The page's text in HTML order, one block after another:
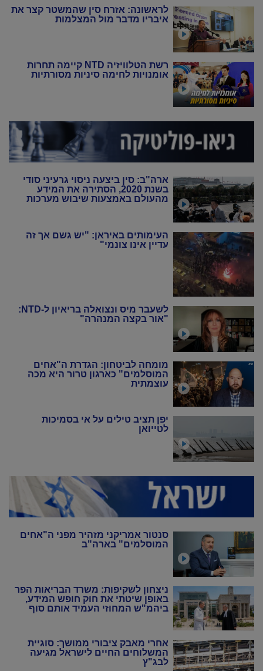
לראשונה: אזרח סין שהמשטר קצר את
איבריו מדבר מול המצלמות
רשת הטלוויזיה NTD קיימה תחרות
אומנויות לחימה סיניות מסורתיות
ארה"ב: סין ביצעה ניסוי גרעיני סודי
בשנת 2020, הסתירה את המידע
מהעולם באמצעות שיבוש מערכות
העימותים באיראן: "יש גשם אך זה
עדיין אינו צונמי"
לשעבר מיס ונצואלה בריאיון ל-NTD:
"אור בקצה המנהרה"
מומחה לביטחון: הגדרת ה"אחים
המוסלמים" כארגון טרור היא מכה
עוצמתית
יפן תציב טילים על אי בסמיכות
לטייואן
סנטור אמריקני מזהיר מפני ה"אחים
המוסלמים" בארה"ב
ניצחון לשקיפות: משרד הבריאות הפר
באופן שיטתי את חוק חופש המידע,
ביהמ"ש המחוזי העמיד אותם סוף
אחרי מאבק ציבורי ממושך: סוגיית
המשלוחים החיים לישראל מגיעה
לבג"ץ